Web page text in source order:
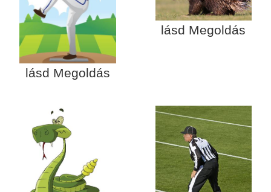
lásd Megoldás
lásd Megoldás